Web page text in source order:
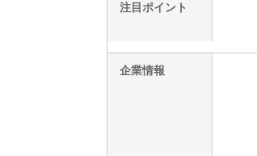
注目ポイント
企業情報